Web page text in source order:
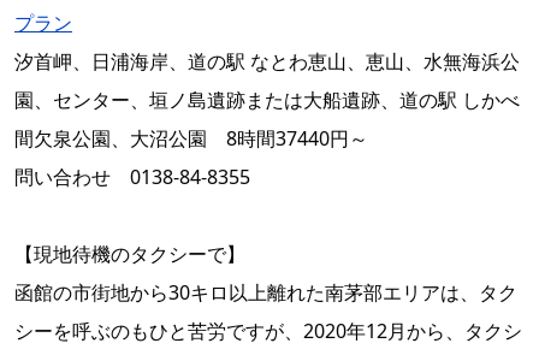
プラン
汐首岬、日浦海岸、道の駅 なとわ恵山、恵山、水無海浜公
園、センター、垣ノ島遺跡または大船遺跡、道の駅 しかべ
間欠泉公園、大沼公園 8時間37440円～
問い合わせ 0138-84-8355
【現地待機のタクシーで】
函館の市街地から30キロ以上離れた南茅部エリアは、タク
シーを呼ぶのもひと苦労ですが、2020年12月から、タクシ